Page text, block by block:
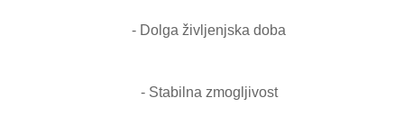
- Dolga življenjska doba
- Stabilna zmogljivost